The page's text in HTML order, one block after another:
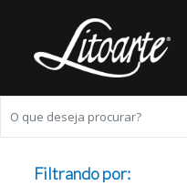
Filtrando por: